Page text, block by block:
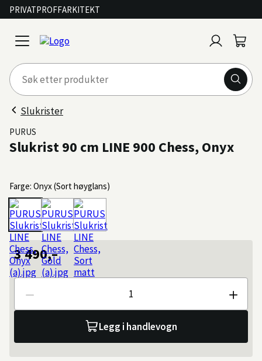
PRIVATPROFFARKITEKT
open
menu
inn
Slukrister
PURUS
Slukrist 90 cm LINE 900 Chess, Onyx
Farge: Onyx (Sort høyglans)
3 490,–
Antall
Legg i handlevogn